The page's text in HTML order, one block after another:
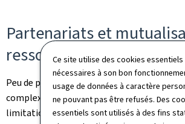
Ce site utilise des cookies essentiels
nécessaires à son bon
usage de données à caractère
ne pouvant pas être refusés. Des
essentiels sont utilisés à des fins
Partenariats et
ressources ("pooling &
Peu de pays ont la capacité de mener des
complexes d’envergure significative.
limitation structurelles, nos partenariats